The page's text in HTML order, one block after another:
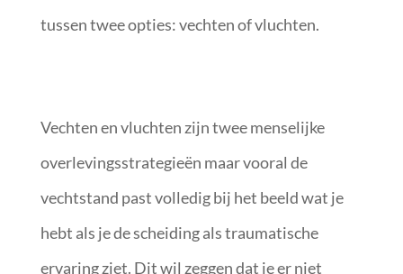
tussen twee opties: vechten of vluchten.
Vechten en vluchten zijn twee menselijke
overlevingsstrategieën maar vooral de
vechtstand past volledig bij het beeld wat je
hebt als je de scheiding als traumatische
ervaring ziet. Dit wil zeggen dat je er niet